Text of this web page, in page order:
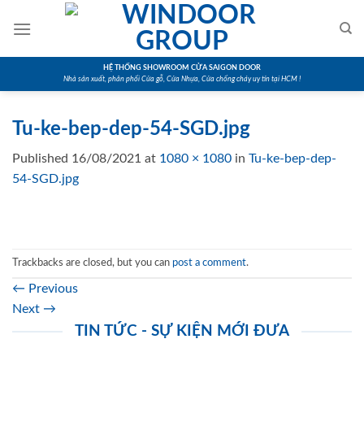
HỆ THỐNG SHOWROOM CỬA SAIGON DOOR
Nhà sản xuất, phân phối Cửa gỗ, Cửa Nhựa, Cửa chống cháy uy tín tại HCM !
Tu-ke-bep-dep-54-SGD.jpg
Published 16/08/2021 at 1080 × 1080 in Tu-ke-bep-dep-
54-SGD.jpg
Trackbacks are closed, but you can post a comment.
← Previous
Next →
TIN TỨC - SỰ KIỆN MỚI ĐƯA